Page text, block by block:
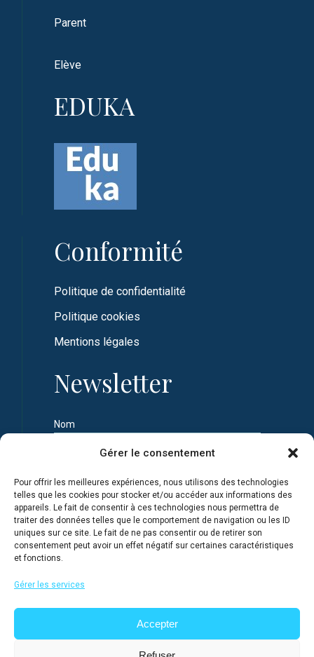
Gérer le consentement
Pour offrir les meilleures expériences, nous utilisons des technologies
telles que les cookies pour stocker et/ou accéder aux informations des
appareils. Le fait de consentir à ces technologies nous permettra de
traiter des données telles que le comportement de navigation ou les ID
uniques sur ce site. Le fait de ne pas consentir ou de retirer son
consentement peut avoir un effet négatif sur certaines caractéristiques
et fonctions.
Gérer les services
Accepter
Parent
Elève
EDUKA
Conformité
Politique de confidentialité
Politique cookies
Mentions légales
Newsletter
Nom
Adresse e-mail
confidentialité du site